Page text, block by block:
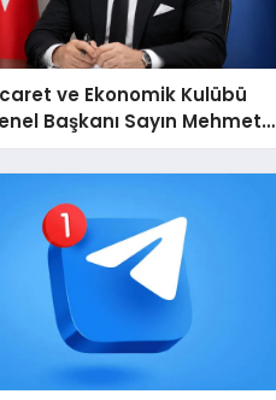
ve Ekonomik Kulübü
Başkanı Sayın Mehmet
ekonomiye dair yaptığı
şunları kaydetti: